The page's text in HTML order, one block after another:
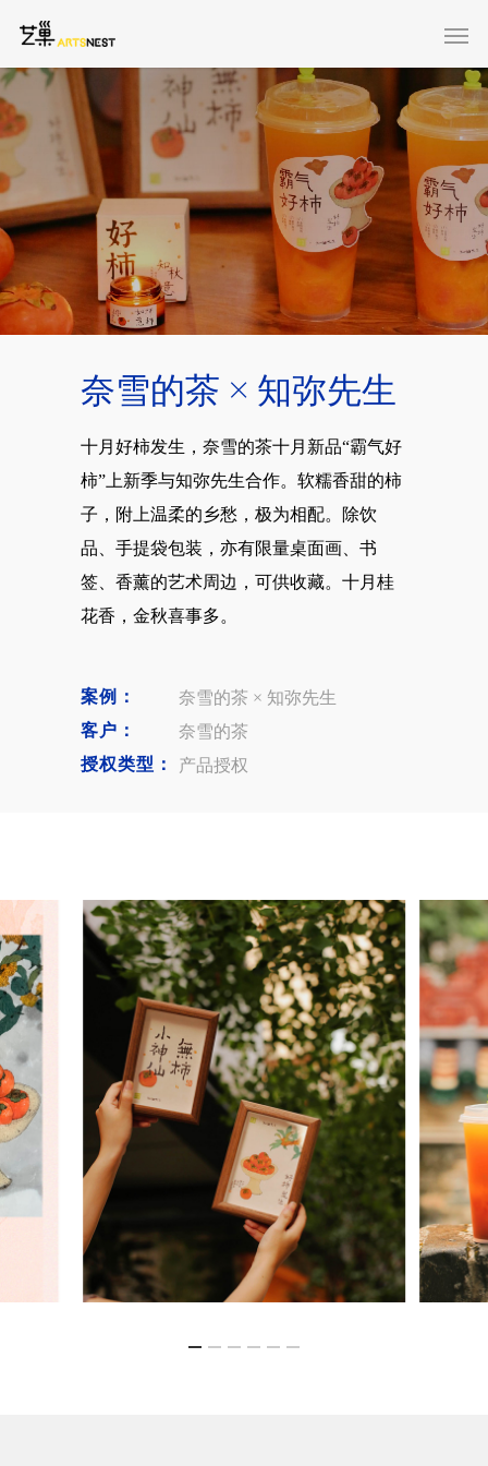
奈雪的茶 × 知弥先生
十月好柿发生，奈雪的茶十月新品“霸气好
柿”上新季与知弥先生合作。软糯香甜的柿
子，附上温柔的乡愁，极为相配。除饮
品、手提袋包装，亦有限量桌面画、书
签、香薰的艺术周边，可供收藏。十月桂
花香，金秋喜事多。
案例：
奈雪的茶 × 知弥先生
客户：
奈雪的茶
授权类型：
产品授权